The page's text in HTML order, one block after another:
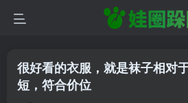
很好看的衣服，就是袜子相对
短，符合价位